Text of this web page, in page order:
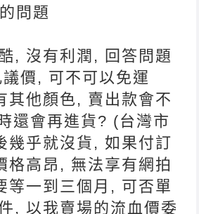
問題
, 沒有利潤, 回答問題
價, 可不可以免運
其他顏色, 賣出款會不
還會再進貨? (台灣市
幾乎就沒貨, 如果付訂
格高昂, 無法享有網拍
等一到三個月, 可否單
, 以我賣場的流血價委